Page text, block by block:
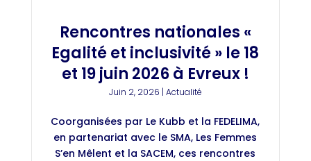
Rencontres nationales «
Egalité et inclusivité » le 18
et 19 juin 2026 à Evreux !
Juin 2, 2026 | Actualité
Coorganisées par Le Kubb et la FEDELIMA,
en partenariat avec le SMA, Les Femmes
S’en Mêlent et la SACEM, ces rencontres